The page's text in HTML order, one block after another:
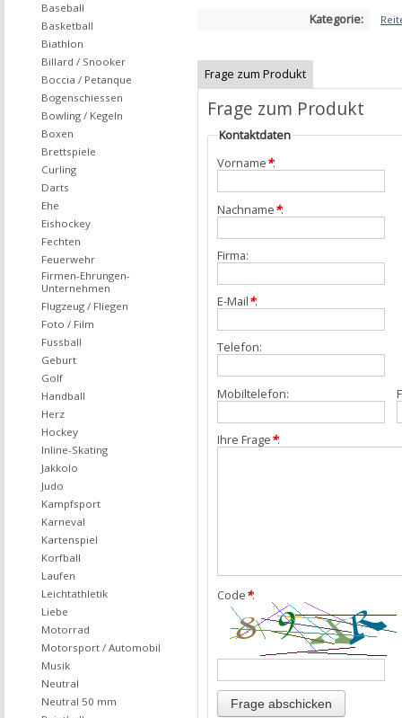
Kategorie:
Frage zum Produkt
Frage zum Produkt
Kontaktdaten
Vorname*:
Nachname*:
Firma:
E-Mail*:
Telefon:
Mobiltelefon:
Ihre Frage*:
Code*:
Baseball
Basketball
Biathlon
Billard / Snooker
Boccia / Petanque
Bogenschiessen
Bowling / Kegeln
Boxen
Brettspiele
Curling
Darts
Ehe
Eishockey
Fechten
Feuerwehr
Firmen-Ehrungen-
Unternehmen
Flugzeug / Fliegen
Foto / Film
Fussball
Geburt
Golf
Handball
Herz
Hockey
Inline-Skating
Jakkolo
Judo
Kampfsport
Karneval
Kartenspiel
Korfball
Laufen
Leichtathletik
Liebe
Motorrad
Motorsport / Automobil
Musik
Neutral
Neutral 50 mm